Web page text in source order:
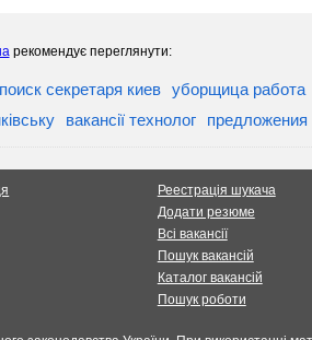
рекомендує переглянути:
поиск секретаря киев уборщица работа
вакансії технолог предложения
Реестрація шукача
Додати резюме
Всі вакансії
Пошук вакансій
Каталог вакансій
Пошук роботи